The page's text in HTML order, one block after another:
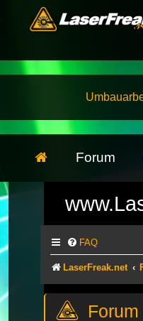
Forum
FAQ
LaserFreak.net